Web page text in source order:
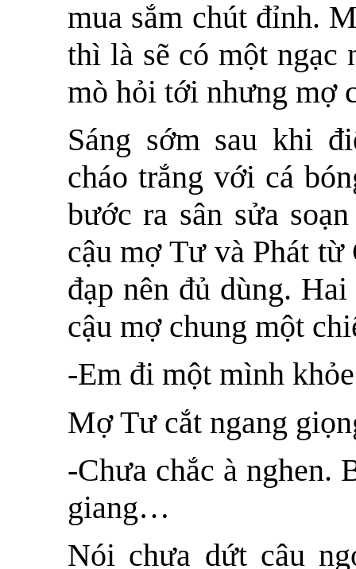
mua sắm chút đỉnh.
thì là sẽ có một ngạc
mò hỏi tới nhưng mợ
Sáng sớm sau khi
cháo trắng với cá
bước ra sân sửa
cậu mợ Tư và Phát từ
đạp nên đủ dùng.
cậu mợ chung một
-Em đi một mình
Mợ Tư cắt ngang
-Chưa chắc à nghen.
giang…
Nói chưa dứt câu